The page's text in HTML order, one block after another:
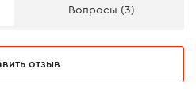
из упрочненной
Вопросы (3)
отзыв